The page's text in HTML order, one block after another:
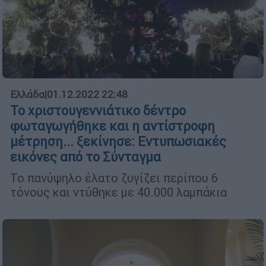
Ελλάδα|01.12.2022 22:48
Το χριστουγεννιάτικο δέντρο
φωταγωγήθηκε και η αντίστροφη
μέτρηση... ξεκίνησε: Εντυπωσιακές
εικόνες από το Σύνταγμα
Το πανύψηλο έλατο ζυγίζει περίπου 6
τόνους και ντύθηκε με 40.000 λαμπάκια